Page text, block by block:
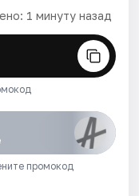
1 минуту назад
промокод